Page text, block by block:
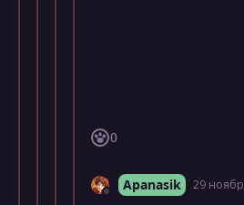
0
Apanasik 29